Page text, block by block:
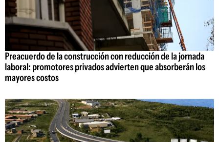
Preacuerdo de la construcción con reducción de la jornada
laboral: promotores privados advierten que absorberán los
mayores costos